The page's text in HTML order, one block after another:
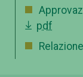
pdf